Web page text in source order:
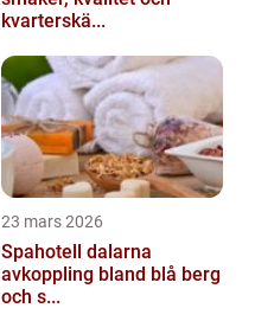
kvarterskä...
23 mars 2026
Spahotell dalarna
avkoppling bland blå berg
och s...